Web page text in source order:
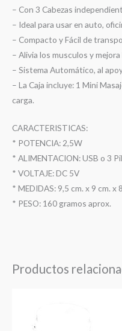
– Con 3 Cabezas
– Ideal para usar en auto,
– Compacto y Fácil de
– Alivia los musculos y
– Sistema Automático, al
– La Caja incluye: 1 Mini
carga.
CARACTERISTICAS:
* POTENCIA: 2,5W
* ALIMENTACION: USB o 3
* VOLTAJE: DC 5V
* MEDIDAS: 9,5 cm. x 9 cm. x
* PESO: 160 gramos aprox.
Productos